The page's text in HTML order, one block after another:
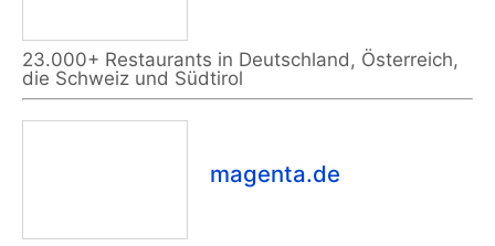
23.000+ Restaurants in Deutschland, Österreich,
die Schweiz und Südtirol
magenta.de